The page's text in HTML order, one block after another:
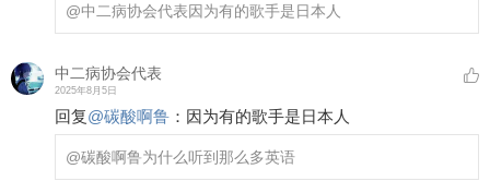
@中二病协会代表因为有的歌手是日本人
中二病协会代表
2025年8月5日
回复@碳酸啊鲁 ： 因为有的歌手是日本人
@碳酸啊鲁为什么听到那么多英语